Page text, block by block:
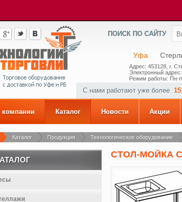
ПОИСК ПО САЙТУ
Уфа
Адрес: 453128, г.
Электронный
Режим работы: Пн-
С нами работают уже более
Каталог Новости Акции
Каталог Продукция Технологическое оборудование
СТОЛ-МОЙКА